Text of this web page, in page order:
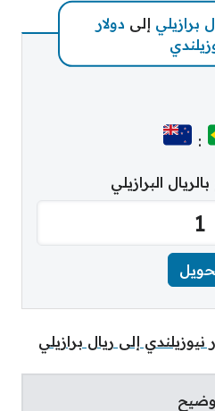
برازيلي إلى دولار
:
البرازيلي
إلى ريال برازيلي